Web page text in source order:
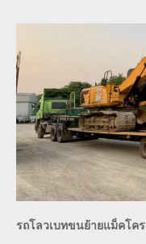
รถโลวเบทขนย้ายแม็คโคร